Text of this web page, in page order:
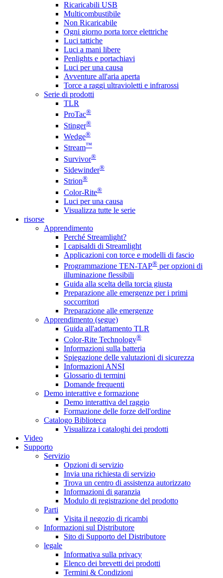
Ricaricabili USB
Multicombustibile
Non Ricaricabile
Ogni giorno porta torce elettriche
Luci tattiche
Luci a mani libere
Penlights e portachiavi
Luci per una causa
Avventure all'aria aperta
Torce a raggi ultravioletti e infrarossi
Serie di prodotti
TLR
ProTac®
Stinger®
Wedge®
Stream™
Survivor®
Sidewinder®
Strion®
Color-Rite®
Luci per una causa
Visualizza tutte le serie
risorse
Apprendimento
Perché Streamlight?
I capisaldi di Streamlight
Applicazioni con torce e modelli di fascio
Programmazione TEN-TAP® per opzioni di
illuminazione flessibili
Guida alla scelta della torcia giusta
Preparazione alle emergenze per i primi
soccorritori
Preparazione alle emergenze
Apprendimento (segue)
Guida all'adattamento TLR
Color-Rite Technology®
Informazioni sulla batteria
Spiegazione delle valutazioni di sicurezza
Informazioni ANSI
Glossario di termini
Domande frequenti
Demo interattive e formazione
Demo interattiva del raggio
Formazione delle forze dell'ordine
Catalogo Biblioteca
Visualizza i cataloghi dei prodotti
Video
Supporto
Servizio
Opzioni di servizio
Invia una richiesta di servizio
Trova un centro di assistenza autorizzato
Informazioni di garanzia
Modulo di registrazione del prodotto
Parti
Visita il negozio di ricambi
Informazioni sul Distributore
Sito di Supporto del Distributore
legale
Informativa sulla privacy
Elenco dei brevetti dei prodotti
Termini & Condizioni